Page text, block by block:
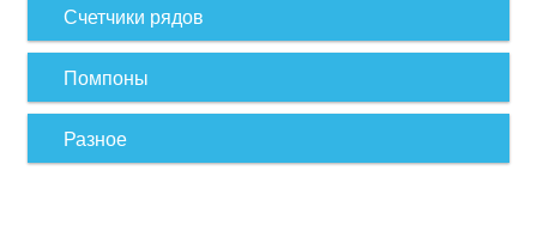
Счетчики рядов
Помпоны
Разное